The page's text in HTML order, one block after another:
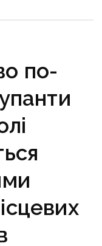
по-